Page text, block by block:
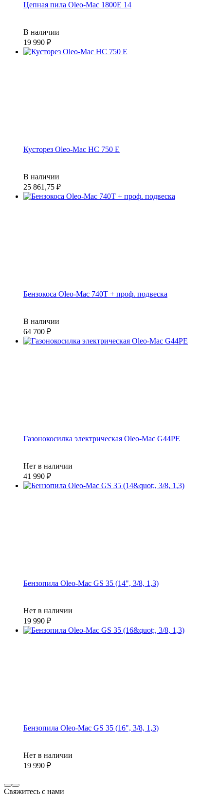
Цепная пила Oleo-Mac 1800Е 14
В наличии
19 990
Кусторез Oleo-Mac HC 750 E
В наличии
25 861,75
Бензокоса Oleo-Mac 740T + проф. подвеска
В наличии
64 700
Газонокосилка электрическая Oleo-Mac G44PE
Нет в наличии
41 990
Бензопила Oleo-Mac GS 35 (14", 3/8, 1,3)
Нет в наличии
19 990
Бензопила Oleo-Mac GS 35 (16", 3/8, 1,3)
Нет в наличии
19 990
Свяжитесь с нами